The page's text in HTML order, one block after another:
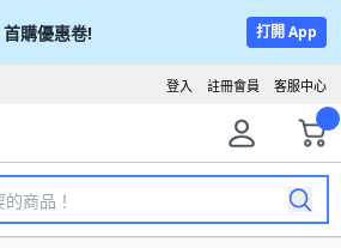
首購優惠卷! 打開 App
客服中心
註冊會員
登入